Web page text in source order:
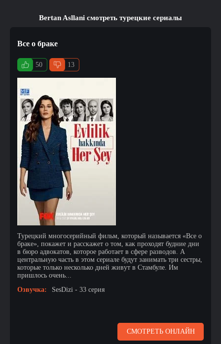
Bertan Asllani смотреть турецкие сериалы
Все о браке
50 13
Турецкий многосерийный фильм, который называется «Все о
браке», покажет и расскажет о том, как проходят будние дни
в бюро адвокатов, которое работает в сфере разводов. А
центральную часть в этом сериале будут занимать три сестры,
которые только несколько дней живут в Стамбуле. Им
пришлось очень...
Озвучка:
SesDizi - 33 серия
СМОТРЕТЬ ОНЛАЙН